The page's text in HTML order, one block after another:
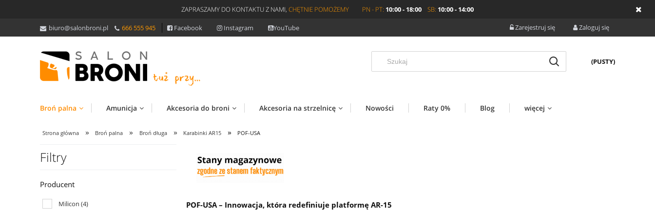
ZAPRASZAMY DO KONTAKTU Z NAMI, CHĘTNIE POMOŻEMY PN - PT: 10:00 - 18:00 SB: 10:00 - 14:00
biuro@salonbroni.pl 666 555 945 Facebook Instagram YouTube Zarejestruj się Zaloguj się
(PUSTY)
Broń palna Amunicja Akcesoria do broni Akcesoria na strzelnicę Nowości Raty 0% Blog więcej
Strona główna » Broń palna » Broń długa » Karabinki AR15 » POF-USA
Filtry
Producent
Milicon (4)
POF-USA – Innowacja, która redefiniuje platformę AR-15